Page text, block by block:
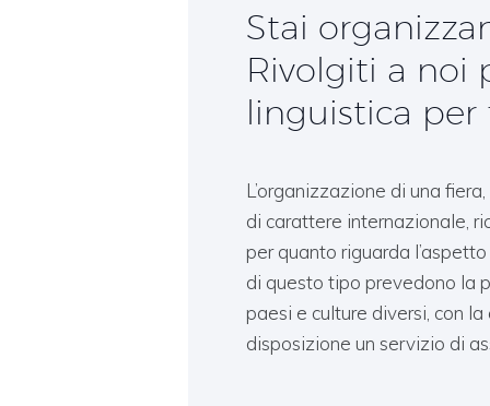
Stai
Rivolgiti a noi
linguistica per
L’organizzazione di una
di carattere internazionale,
per quanto riguarda
di questo tipo prevedono la
paesi e culture diversi, con
disposizione un servizio di